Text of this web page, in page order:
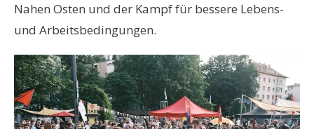
Nahen Osten und der Kampf für bessere Lebens-
und Arbeitsbedingungen.